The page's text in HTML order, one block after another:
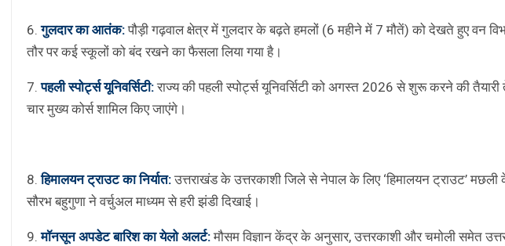
6.गुलदार का आतंक:पौड़ी गढ़वाल क्षेत्र में गुलदार के बढ़ते हमलों (6 महीने में 7 मौतें) को देखते हुए वन
तौर पर कई स्कूलों को बंद रखने का फैसला लिया गया है।
7.पहली स्पोर्ट्स यूनिवर्सिटी: राज्य की पहली स्पोर्ट्स यूनिवर्सिटी को अगस्त 2026 से शुरू करने की
चार मुख्य कोर्स शामिल किए जाएंगे।
8.हिमालयन ट्राउट का निर्यात: उत्तराखंड के उत्तरकाशी जिले से नेपाल के लिए ‘हिमालयन ट्राउट’
सौरभ बहुगुणा ने वर्चुअल माध्यम से हरी झंडी दिखाई।
9.मॉनसून अपडेट बारिश का येलो अलर्ट: मौसम विज्ञान केंद्र के अनुसार, उत्तरकाशी और चमोली समेत